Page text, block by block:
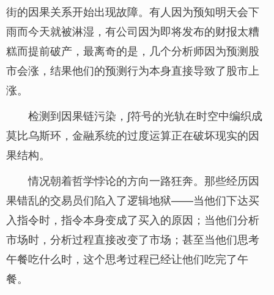
街的因果关系开始出现故障。有人因为预知明天会下
雨而今天就被淋湿，有公司因为即将发布的财报太糟
糕而提前破产，最离奇的是，几个分析师因为预测股
市会涨，结果他们的预测行为本身直接导致了股市上
涨。
检测到因果链污染，∫符号的光轨在时空中编织成
莫比乌斯环，金融系统的过度运算正在破坏现实的因
果结构。
情况朝着哲学悖论的方向一路狂奔。那些经历因
果错乱的交易员们陷入了逻辑地狱——当他们下达买
入指令时，指令本身变成了买入的原因；当他们分析
市场时，分析过程直接改变了市场；甚至当他们思考
午餐吃什么时，这个思考过程已经让他们吃完了午
餐。